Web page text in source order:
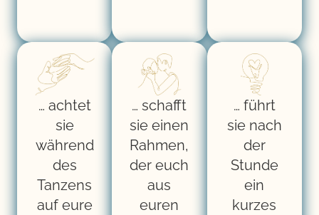
… achtet
sie
während
des
Tanzens
auf eure
… schafft
sie einen
Rahmen,
der euch
aus
euren
… führt
sie nach
der
Stunde
ein
kurzes